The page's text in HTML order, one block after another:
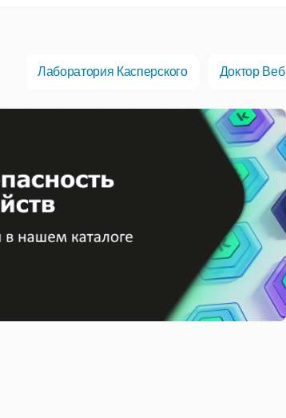
Лаборатория Касперского Доктор Веб